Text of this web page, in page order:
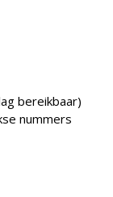
bereikbaar)
nummers